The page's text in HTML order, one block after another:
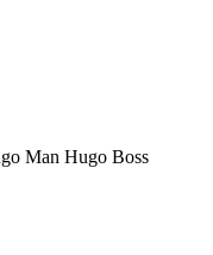
Man Hugo Boss